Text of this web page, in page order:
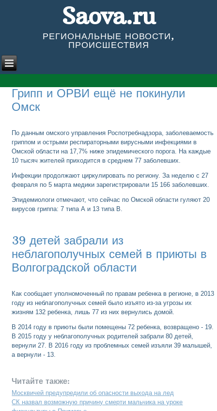
Saova.ru
РЕГИОНАЛЬНЫЕ НОВОСТИ,
ПРОИСШЕСТВИЯ
Грипп и ОРВИ ещё не покинули
Омск
По данным омского управления Роспотребнадзора, заболеваемость
гриппом и острыми респираторными вирусными инфекциями в
Омской области на 17,7% ниже эпидемического порога. На каждые
10 тысяч жителей приходится в среднем 77 заболевших.
Инфекции продолжают циркулировать по региону. За неделю с 27
февраля по 5 марта медики зарегистрировали 15 166 заболевших.
Эпидемиологи отмечают, что сейчас по Омской области гуляют 20
вирусов гриппа: 7 типа А и 13 типа B.
39 детей забрали из
неблагополучных семей в приюты в
Волгоградской области
Как сообщает уполномоченный по правам ребенка в регионе, в 2013
году из неблагополучных семей было изъято из-за угрозы их
жизням 132 ребенка, лишь 77 из них вернулись домой.
В 2014 году в приюты были помещены 72 ребенка, возвращено - 19.
В 2015 году у неблагополучных родителей забрали 80 детей,
вернули 27. В 2016 году из проблемных семей изъяли 39 малышей,
а вернули - 13.
Читайте также:
Москвичей предупредили об опасности выхода на лед
СК назвал возможную причину смерти мальчика на уроке